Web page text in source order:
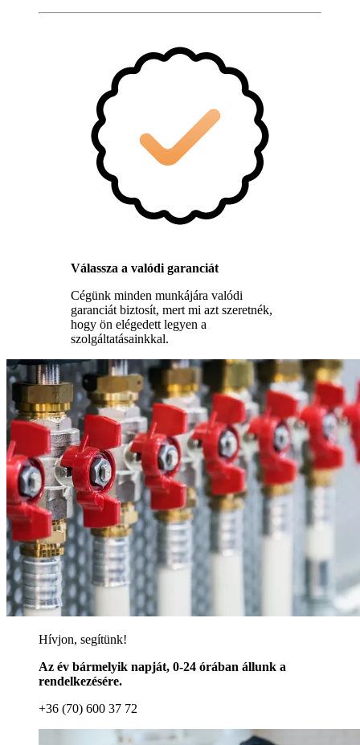
Válassza a valódi garanciát
Cégünk minden munkájára valódi
garanciát biztosít, mert mi azt szeretnék,
hogy ön elégedett legyen a
szolgáltatásainkkal.
Hívjon, segítünk!
Az év bármelyik napját, 0-24 órában állunk a
rendelkezésére.
+36 (70) 600 37 72